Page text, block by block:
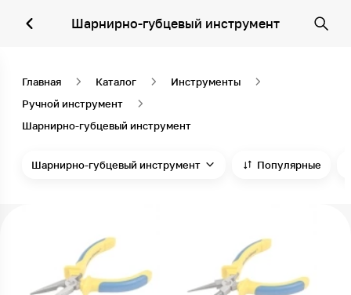
Шарнирно-губцевый инструмент
Главная Каталог
Инструменты
Ручной инструмент
Шарнирно-губцевый инструмент
Шарнирно-губцевый инструмент Популярные